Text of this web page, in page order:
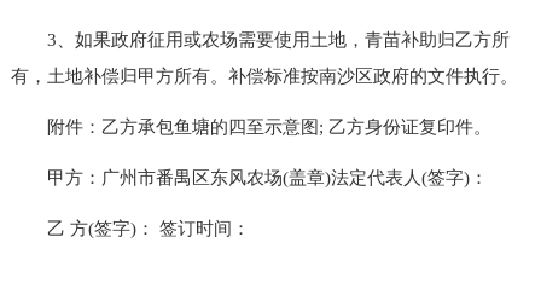
3、如果政府征用或农场需要使用土地，青苗补助归乙方所
有，土地补偿归甲方所有。补偿标准按南沙区政府的文件执行。
附件：乙方承包鱼塘的四至示意图; 乙方身份证复印件。
甲方：广州市番禺区东风农场(盖章)法定代表人(签字)：
乙 方(签字)： 签订时间：